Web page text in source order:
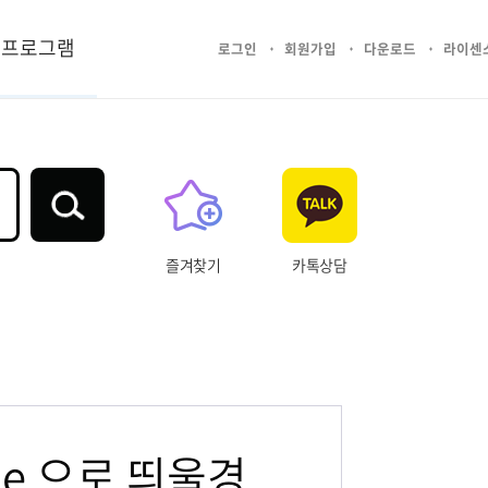
프로그램 로그인 회원가입 다운로드 라이센
즐겨찾기 카톡상담